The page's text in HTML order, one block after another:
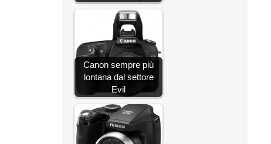
Canon sempre più
lontana dal settore
Evil